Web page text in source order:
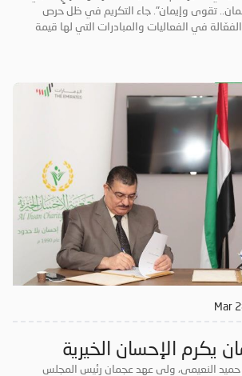
تقوى وإيمان". جاء التكريم في ظل حرص
في الفعاليات والمبادرات التي لها قيمة
والنفع، وهو ما تتميز به فعاليات "رمضان
قامت برعاية ذهبية للفعاليات والنشاطات
المتنوعة التي تحاكي روحانيات شهر رمضان
الخير والعطاء الذي تتبناه الجمعية منذ تأسيسها،
دورها في نشر قيم الخير والمحبة في الشهر
Mar
يكرم الإحسان الخيرية
النعيمي، ولي عهد عجمان رئيس المجلس